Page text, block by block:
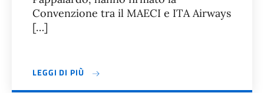
Convenzione tra il MAECI e ITA Airways
[…]
LEGGI DI PIÙ